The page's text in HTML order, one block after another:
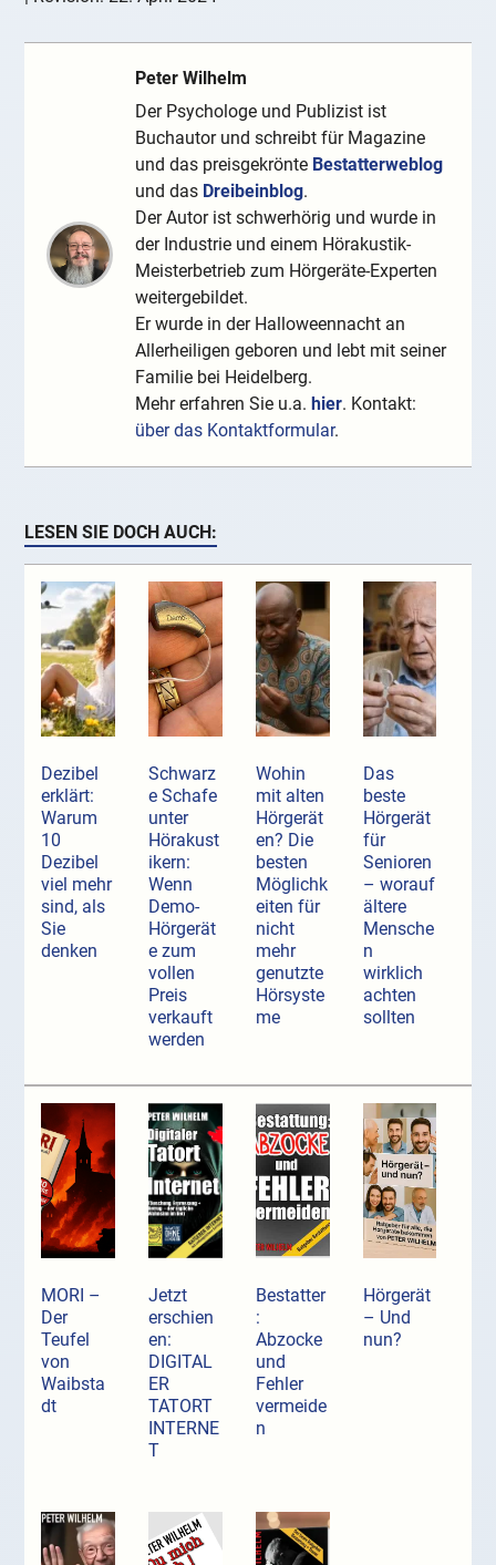
Peter Wilhelm
Der Psychologe und Publizist ist
Buchautor und schreibt für Magazine
und das preisgekrönte Bestatterweblog
und das Dreibeinblog.
Der Autor ist schwerhörig und wurde in
der Industrie und einem Hörakustik-
Meisterbetrieb zum Hörgeräte-Experten
weitergebildet.
Er wurde in der Halloweennacht an
Allerheiligen geboren und lebt mit seiner
Familie bei Heidelberg.
Mehr erfahren Sie u.a.hier. Kontakt:
über das Kontaktformular.
LESEN SIE DOCH AUCH:
Dezibel
erklärt:
Warum
10
Dezibel
viel mehr
sind, als
Sie
denken
Schwarz
e Schafe
unter
Hörakust
ikern:
Wenn
Demo-
Hörgerät
e zum
vollen
Preis
verkauft
werden
Wohin
mit alten
Hörgerät
en? Die
besten
Möglichk
eiten für
nicht
mehr
genutzte
Hörsyste
me
Das
beste
Hörgerät
für
Senioren
– worauf
ältere
Mensche
n
wirklich
achten
sollten
MORI –
Der
Teufel
von
Waibsta
dt
Jetzt
erschien
en:
DIGITAL
ER
TATORT
INTERNE
T
Bestatter
:
Abzocke
und
Fehler
vermeide
n
Hörgerät
– Und
nun?